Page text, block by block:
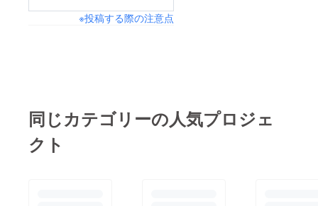
※投稿する際の注意点
同じカテゴリーの人気プロジェ
クト